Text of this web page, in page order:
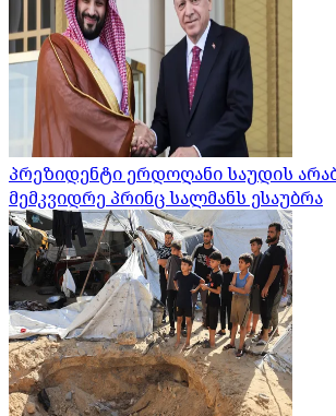
პრეზიდენტი ერდოღანი საუდის
მემკვიდრე პრინც სალმანს ესაუბრა